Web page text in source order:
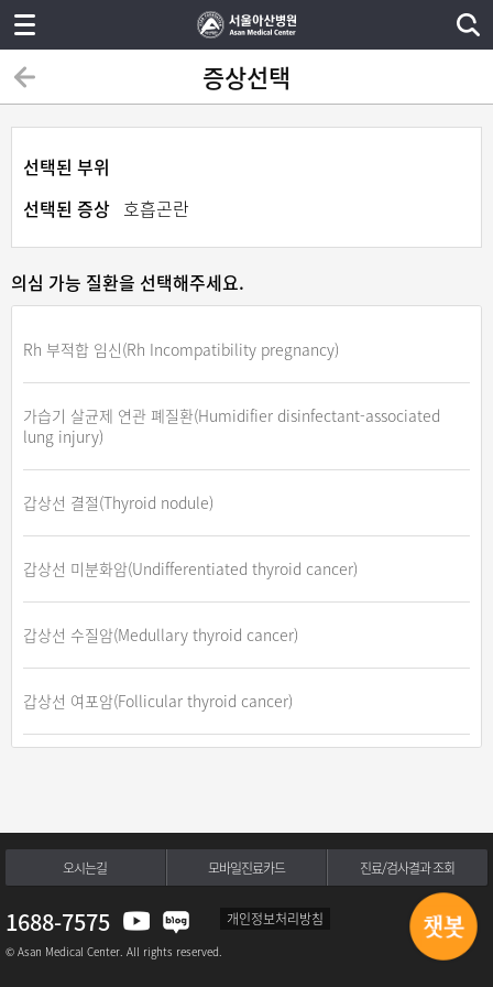
증상선택
선택된 부위
선택된 증상 호흡곤란
의심 가능 질환을 선택해주세요.
Rh 부적합 임신(Rh Incompatibility pregnancy)
가습기 살균제 연관 폐질환(Humidifier disinfectant-associated
lung injury)
갑상선 결절(Thyroid nodule)
갑상선 미분화암(Undifferentiated thyroid cancer)
갑상선 수질암(Medullary thyroid cancer)
갑상선 여포암(Follicular thyroid cancer)
갑상선암(Thyroid cancer)
골수형성이상증후군(Myelodysplastic syndromes)
오시는길 모바일진료카드 진료/검사결과 조회
1688-7575 개인정보처리방침
© Asan Medical Center. All rights reserved.